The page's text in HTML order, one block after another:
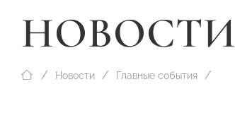
НОВОСТИ
Новости Главные события